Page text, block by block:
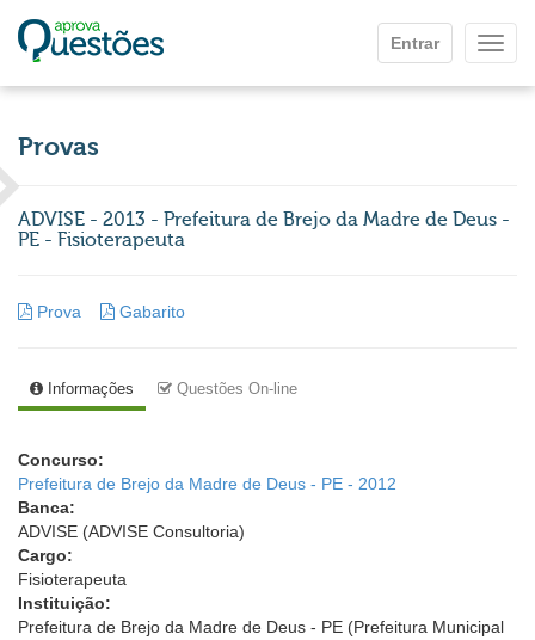
Entrar
Provas
ADVISE - 2013 - Prefeitura de Brejo da Madre de Deus -
PE - Fisioterapeuta
Prova Gabarito
Informações Questões On-line
Concurso:
Prefeitura de Brejo da Madre de Deus - PE - 2012
Banca:
ADVISE (ADVISE Consultoria)
Cargo:
Fisioterapeuta
Instituição:
Prefeitura de Brejo da Madre de Deus - PE (Prefeitura Municipal